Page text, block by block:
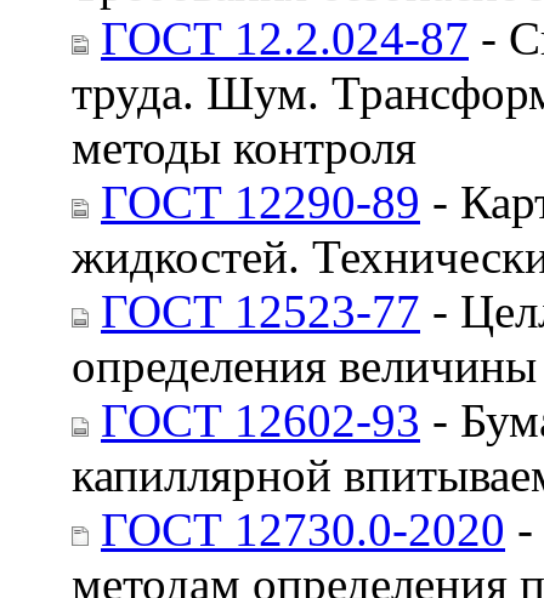
ГОСТ 12.2.024-87 -
труда. Шум.
методы контроля
ГОСТ 12290-89 -
жидкостей.
ГОСТ 12523-77 -
определения
ГОСТ 12602-93 -
капиллярной
ГОСТ 12730.0-2020 -
методам определения